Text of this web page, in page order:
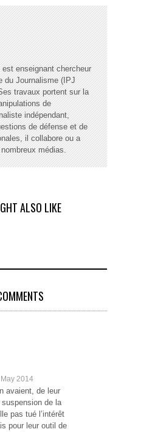
est enseignant chercheur
du Journalisme (IPJ
travaux portent sur la
de
indépendant,
de défense et de
il collabore ou a
médias.
ALSO LIKE
2014
avaient, de leur
de la
pas tué l’intérêt
pour leur outil de